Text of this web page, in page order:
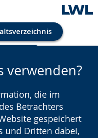
verwenden?
die im
Betrachters
gespeichert
und Dritten dabei,